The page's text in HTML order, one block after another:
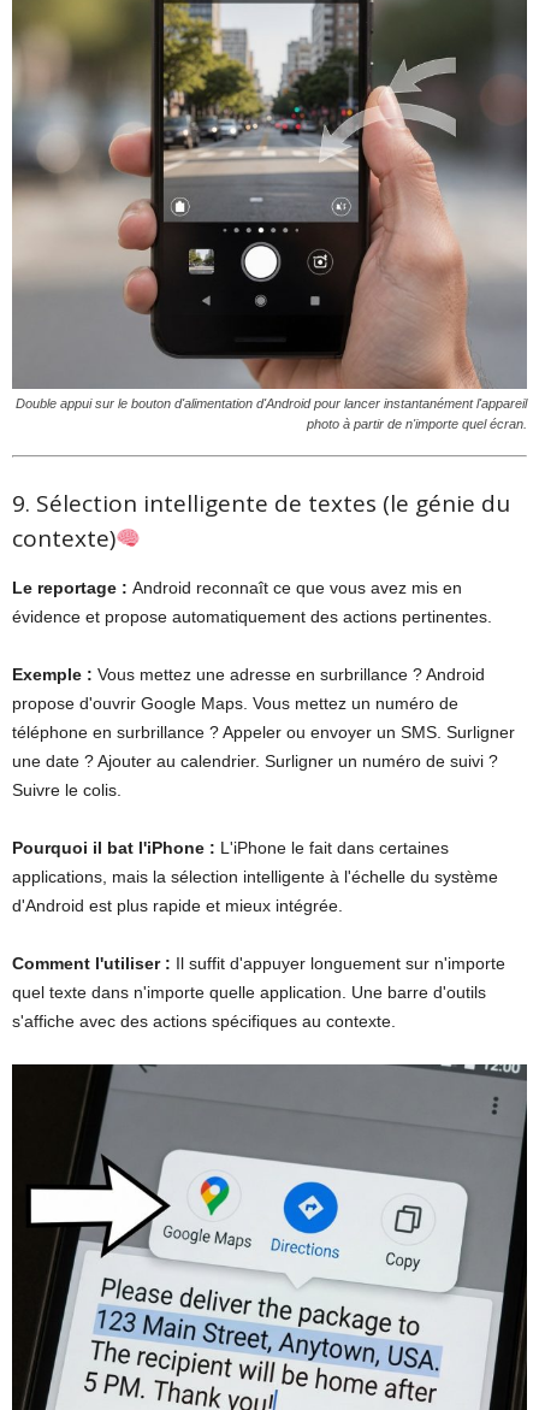
Double appui sur le bouton d'alimentation d'Android pour lancer instantanément l'appareil
photo à partir de n'importe quel écran.
9. Sélection intelligente de textes (le génie du
contexte)
Le reportage : Android reconnaît ce que vous avez mis en
évidence et propose automatiquement des actions pertinentes.
Exemple : Vous mettez une adresse en surbrillance ? Android
propose d'ouvrir Google Maps. Vous mettez un numéro de
téléphone en surbrillance ? Appeler ou envoyer un SMS. Surligner
une date ? Ajouter au calendrier. Surligner un numéro de suivi ?
Suivre le colis.
Pourquoi il bat l'iPhone : L'iPhone le fait dans certaines
applications, mais la sélection intelligente à l'échelle du système
d'Android est plus rapide et mieux intégrée.
Comment l'utiliser : Il suffit d'appuyer longuement sur n'importe
quel texte dans n'importe quelle application. Une barre d'outils
s'affiche avec des actions spécifiques au contexte.